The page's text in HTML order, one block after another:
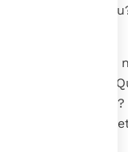
ait: " Quis es
Abner: " Numquid
tui in Israel?
tuum
turba, ut